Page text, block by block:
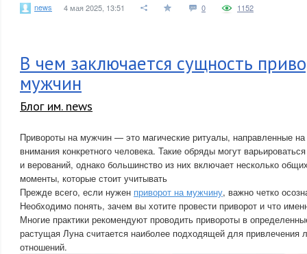
news 4 мая 2025, 13:51 0 1152
В чем заключается сущность
мужчин
Блог им. news
Привороты на мужчин — это магические ритуалы, направленные
внимания конкретного человека. Такие обряды могут
и верований, однако большинство из них включает несколько
моменты, которые стоит учитывать
Прежде всего, если нужен приворот на мужчину, важно четко
Необходимо понять, зачем вы хотите провести приворот и что
Многие практики рекомендуют проводить привороты в
растущая Луна считается наиболее подходящей для привлечения
отношений.